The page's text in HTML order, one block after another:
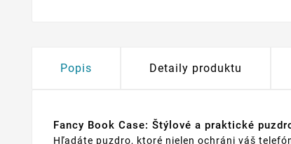
Popis Detaily produktu
Fancy Book Case: Štýlové a praktické
Hľadáte puzdro, ktoré nielen ochráni váš